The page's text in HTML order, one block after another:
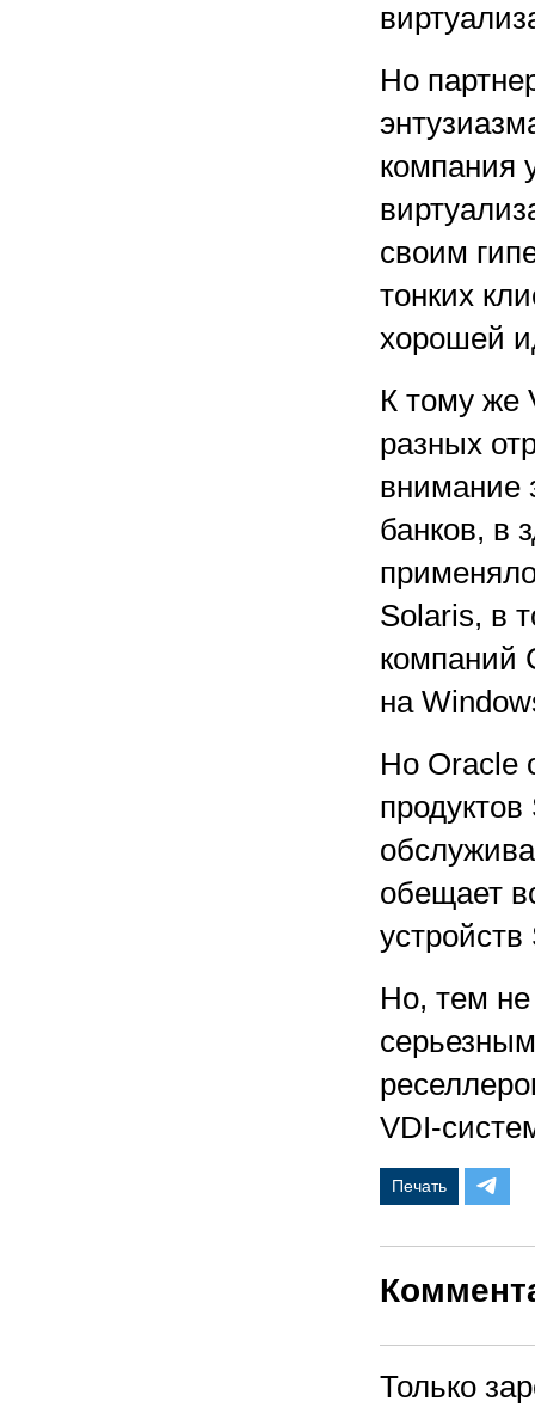
Но
компания
своим
тонких
хорошей
К тому же
разных
внимание
банков, в
Solaris, в
компаний
на
Но Oracle
обещает
Но, тем не
VDI-
Печать
Только